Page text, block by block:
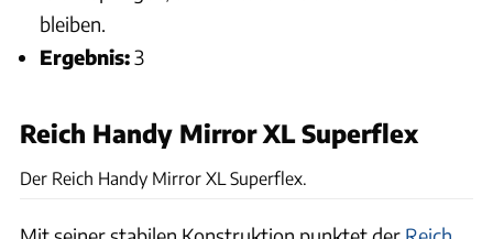
bleiben.
Ergebnis:3
Reich Handy Mirror XL Superflex
Karl-Heinz Augudtin, Archiv
Der Reich Handy Mirror XL Superflex.